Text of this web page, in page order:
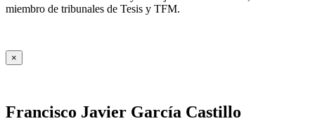
miembro de tribunales de Tesis y TFM.
×
Francisco Javier García Castillo